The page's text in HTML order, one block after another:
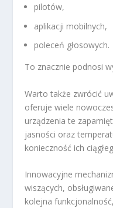
pilotów,
aplikacji mobilnych,
poleceń głosowych.
To znacznie podnosi
Warto także zwrócić
oferuje wiele
urządzenia te
jasności oraz
konieczność ich
Innowacyjne
wiszących,
kolejna